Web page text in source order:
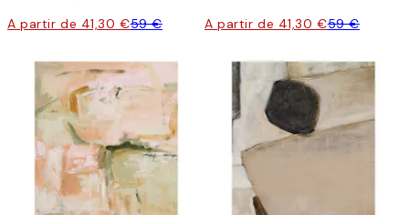
A partir de 41,30 €59 € A partir de 41,30 €59 €